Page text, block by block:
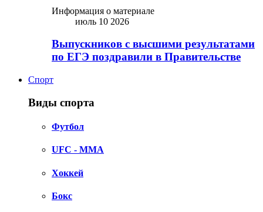
Информация о материале
июль 10 2026
Выпускников с высшими результатами
по ЕГЭ поздравили в Правительстве
Спорт
Виды спорта
Футбол
UFC - MMA
Хоккей
Бокс